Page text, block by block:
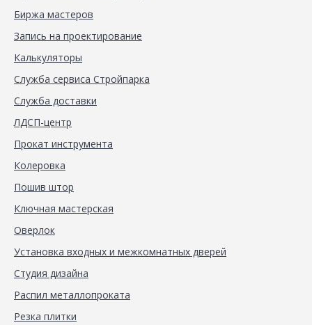
Биржа мастеров
Запись на проектирование
Калькуляторы
Служба сервиса Стройпарка
Служба доставки
ЛДСП-центр
Прокат инструмента
Колеровка
Пошив штор
Ключная мастерская
Оверлок
Установка входных и межкомнатных дверей
Студия дизайна
Распил металлопроката
Резка плитки